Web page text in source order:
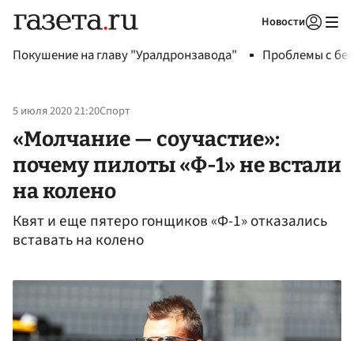
Новости
Покушение на главу "Уралдронзавода" Проблемы с
5 июля 2020 21:20Спорт
«Молчание — соучастие»:
почему пилоты «Ф-1» не встали
на колено
Квят и еще пятеро гонщиков «Ф-1» отказались
вставать на колено